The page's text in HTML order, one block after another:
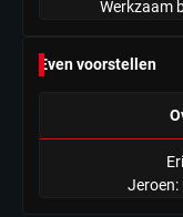
Werkzaam
Even voorstellen
Jeroen: